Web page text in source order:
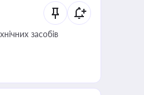
засобів